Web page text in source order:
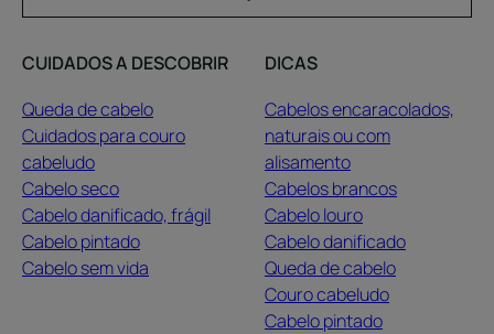
CUIDADOS A DESCOBRIR
Queda de cabelo
Cuidados para couro
cabeludo
Cabelo seco
Cabelo danificado, frágil
Cabelo pintado
Cabelo sem vida
DICAS
Cabelos encaracolados,
naturais ou com
alisamento
Cabelos brancos
Cabelo louro
Cabelo danificado
Queda de cabelo
Couro cabeludo
Cabelo pintado